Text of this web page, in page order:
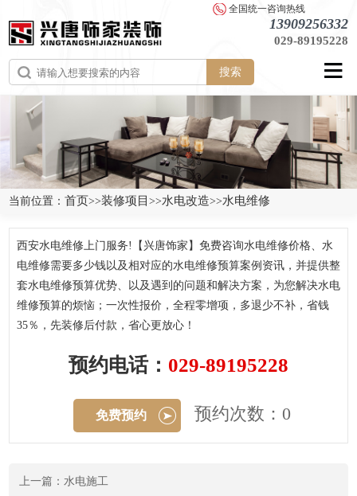
全国统一咨询热线
13909256332
029-89195228
搜索
当前位置：首页>>装修项目>>水电改造>>水电维修
西安水电维修上门服务!【兴唐饰家】免费咨询水电维修价格、水
电维修需要多少钱以及相对应的水电维修预算案例资讯，并提供整
套水电维修预算优势、以及遇到的问题和解决方案，为您解决水电
维修预算的烦恼；一次性报价，全程零增项，多退少不补，省钱
35％，先装修后付款，省心更放心！
预约电话： 029-89195228
免费预约 预约次数：0
上一篇：水电施工